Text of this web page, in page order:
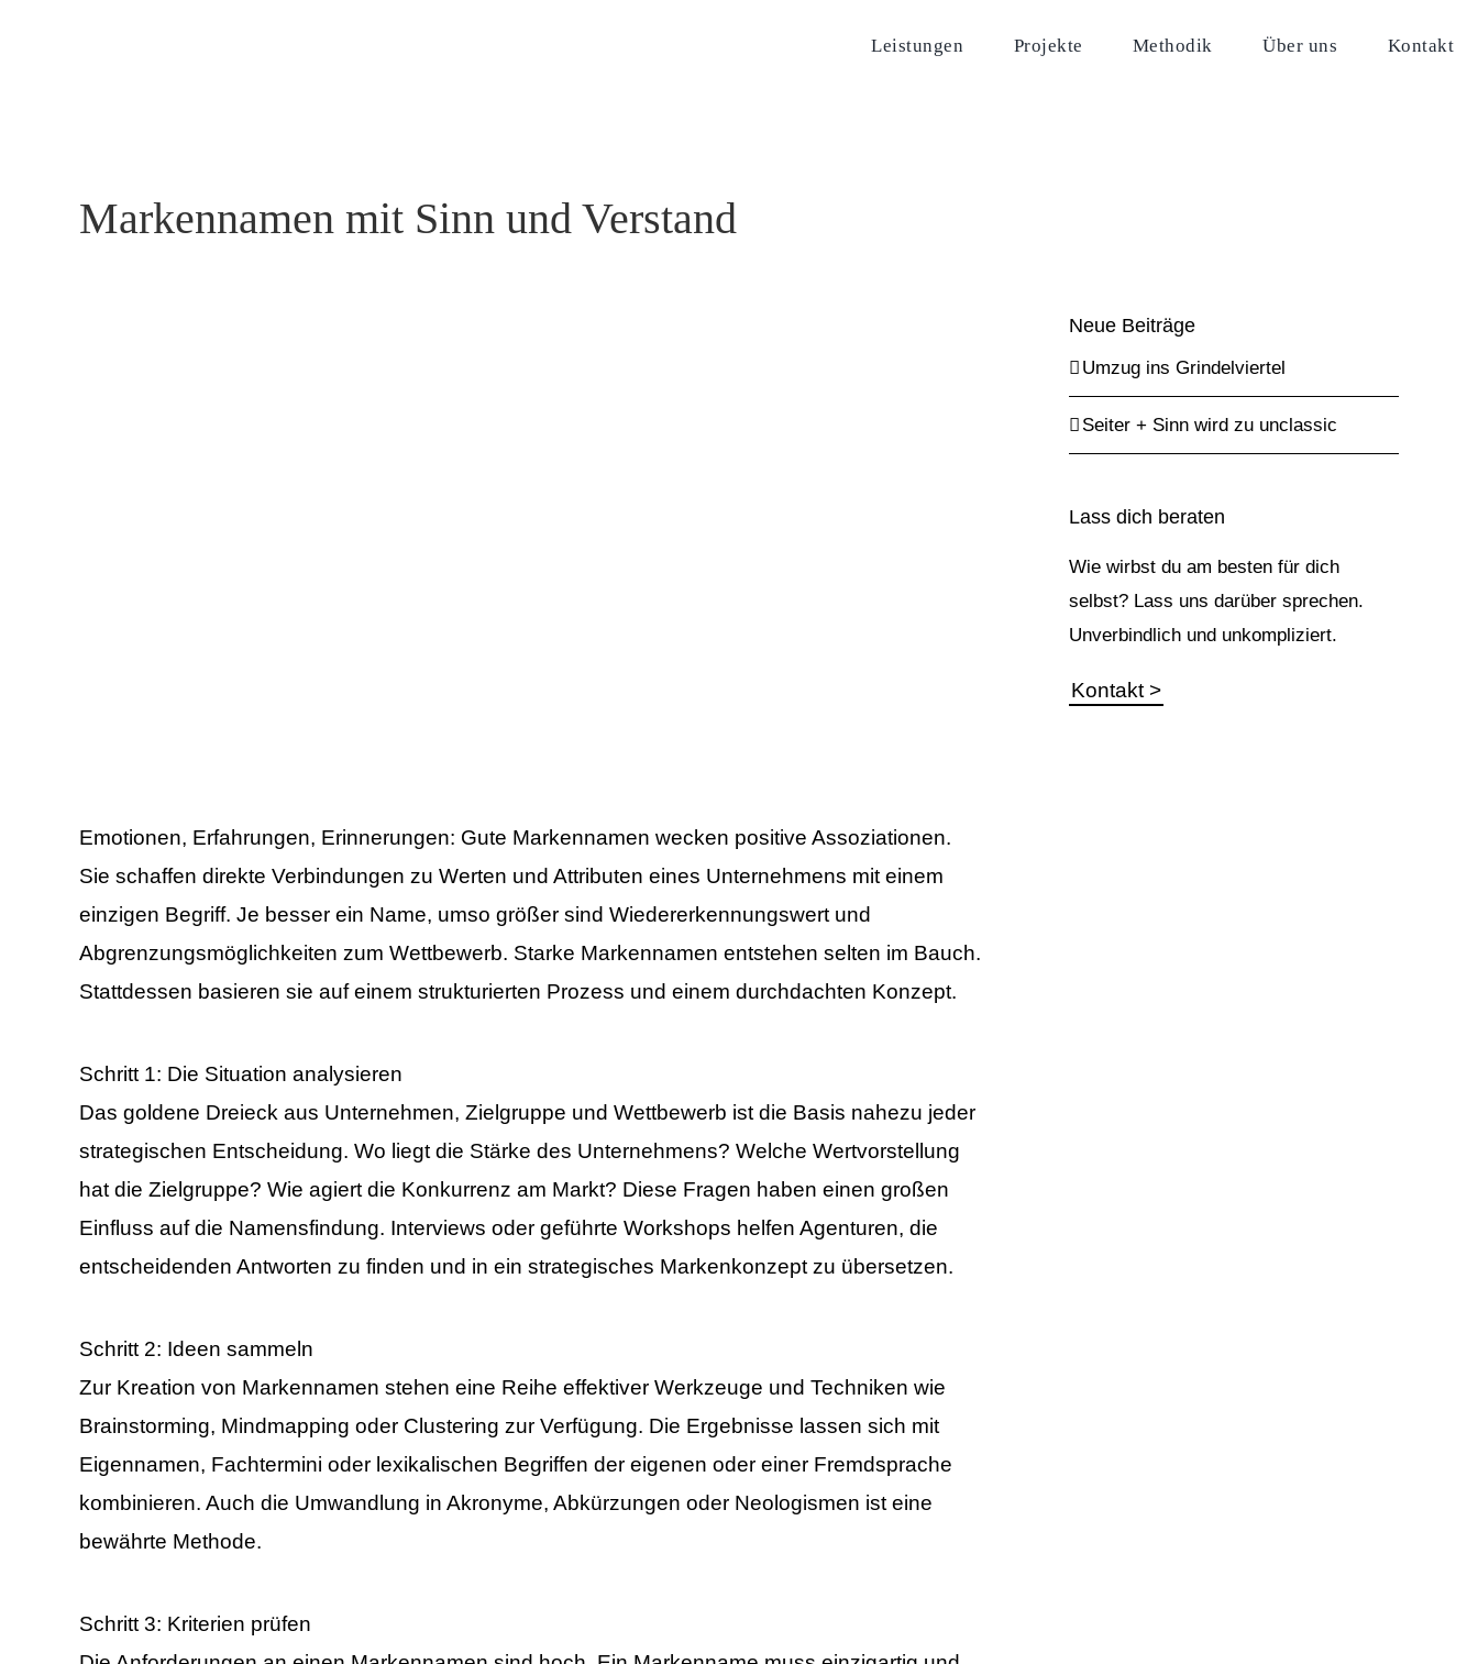
Leistungen Projekte Methodik Über uns Kontakt
Markennamen mit Sinn und Verstand
Emotionen, Erfahrungen, Erinnerungen: Gute Markennamen wecken positive Assoziationen.
Sie schaffen direkte Verbindungen zu Werten und Attributen eines Unternehmens mit einem
einzigen Begriff. Je besser ein Name, umso größer sind Wiedererkennungswert und
Abgrenzungsmöglichkeiten zum Wettbewerb. Starke Markennamen entstehen selten im Bauch.
Stattdessen basieren sie auf einem strukturierten Prozess und einem durchdachten Konzept.
Schritt 1: Die Situation analysieren
Das goldene Dreieck aus Unternehmen, Zielgruppe und Wettbewerb ist die Basis nahezu jeder
strategischen Entscheidung. Wo liegt die Stärke des Unternehmens? Welche Wertvorstellung
hat die Zielgruppe? Wie agiert die Konkurrenz am Markt? Diese Fragen haben einen großen
Einfluss auf die Namensfindung. Interviews oder geführte Workshops helfen Agenturen, die
entscheidenden Antworten zu finden und in ein strategisches Markenkonzeptzu übersetzen.
Schritt 2: Ideen sammeln
Zur Kreation von Markennamen stehen eine Reihe effektiver Werkzeuge und Techniken wie
Brainstorming, Mindmapping oder Clustering zur Verfügung. Die Ergebnisse lassen sich mit
Eigennamen, Fachtermini oder lexikalischen Begriffen der eigenen oder einer Fremdsprache
kombinieren. Auch die Umwandlung in Akronyme, Abkürzungen oder Neologismen ist eine
bewährte Methode.
Schritt 3: Kriterien prüfen
Neue Beiträge
Umzug ins Grindelviertel
Seiter + Sinn wird zu unclassic
Lass dich beraten
Wie wirbst du am besten für dich
selbst? Lass uns darüber sprechen.
Unverbindlich und unkompliziert.
Kontakt >